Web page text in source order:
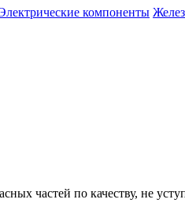
компоненты
частей по качеству, не